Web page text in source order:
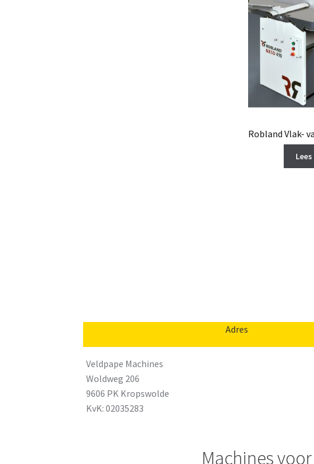
Robland Vlak-
Adres
Veldpape Machines
Woldweg 206
9606 PK Kropswolde
KvK: 02035283
Machines